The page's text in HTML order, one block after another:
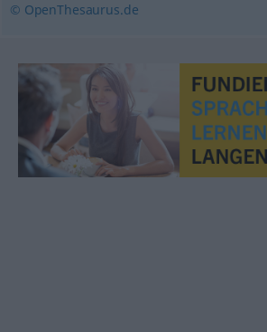
© OpenThesaurus.de